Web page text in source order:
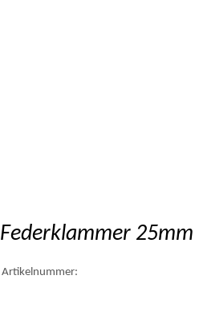
Federklammer 25mm
Artikelnummer: